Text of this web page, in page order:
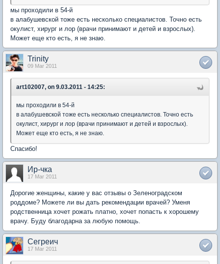
мы проходили в 54-й
в алабушевской тоже есть несколько специалистов. Точно есть
окулист, хирург и лор (врачи принимают и детей и взрослых).
Может еще кто есть, я не знаю.
Trinity
09 Mar 2011
art102007, on 9.03.2011 - 14:25:
мы проходили в 54-й
в алабушевской тоже есть несколько специалистов. Точно есть
окулист, хирург и лор (врачи принимают и детей и взрослых).
Может еще кто есть, я не знаю.
Спасибо!
Ир-чка
17 Mar 2011
Дорогие женщины, какие у вас отзывы о Зеленоградском
роддоме? Можете ли вы дать рекомендации врачей? Уменя
родственница хочет рожать платно, хочет попасть к хорошему
врачу. Буду благодарна за любую помощь.
Сегреич
17 Mar 2011